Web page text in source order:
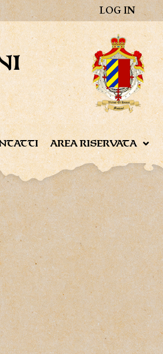
LOG IN
AREA RISERVATA